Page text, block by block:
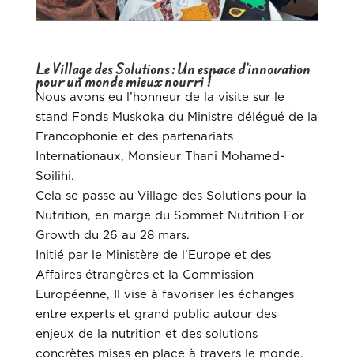
Le Village des Solutions : Un espace d’innovation
pour un monde mieux nourri !
Nous avons eu l’honneur de la visite sur le
stand Fonds Muskoka du Ministre délégué de la
Francophonie et des partenariats
Internationaux, Monsieur Thani Mohamed-
Soilihi.
Cela se passe au Village des Solutions pour la
Nutrition, en marge du Sommet Nutrition For
Growth du 26 au 28 mars.
Initié par le Ministère de l’Europe et des
Affaires étrangères et la Commission
Européenne, Il vise à favoriser les échanges
entre experts et grand public autour des
enjeux de la nutrition et des solutions
concrètes mises en place à travers le monde.